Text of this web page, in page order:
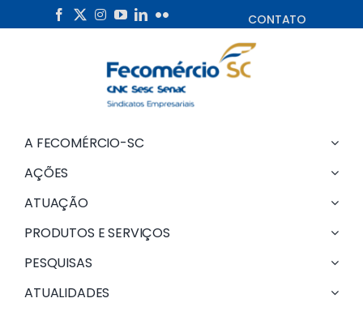
to
CONTATO
A FECOMÉRCIO-SC
AÇÕES
ATUAÇÃO
PRODUTOS E SERVIÇOS
PESQUISAS
ATUALIDADES